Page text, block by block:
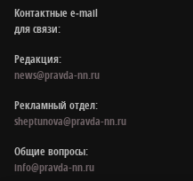
Контактные e‑mail
для связи:
Редакция:
news@pravda-nn.ru
Рекламный отдел:
sheptunova@pravda-nn.ru
Общие вопросы:
info@pravda-nn.ru